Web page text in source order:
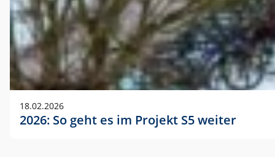
18.02.2026
2026: So geht es im Projekt S5 weiter